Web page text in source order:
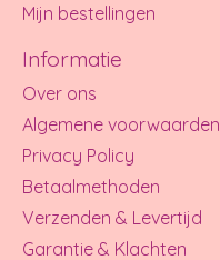
Mijn bestellingen
Informatie
Over ons
Algemene voorwaarden
Privacy Policy
Betaalmethoden
Verzenden & Levertijd
Garantie & Klachten